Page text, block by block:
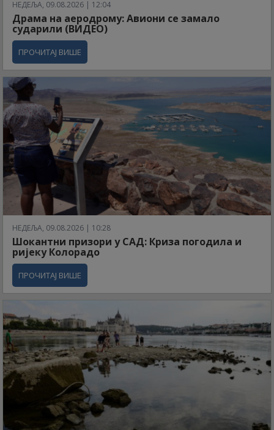
НЕДЕЉА, 09.08.2026 | 12:04
Драма на аеродрому: Авиони се замало
сударили (ВИДЕО)
ПРОЧИТАЈ ВИШЕ
НЕДЕЉА, 09.08.2026 | 10:28
Шокантни призори у САД: Криза погодила и
ријеку Колорадо
ПРОЧИТАЈ ВИШЕ